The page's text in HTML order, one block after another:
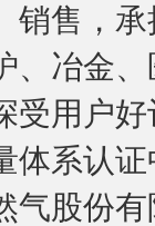
销售，
、冶金
受用户
体系认
气股份